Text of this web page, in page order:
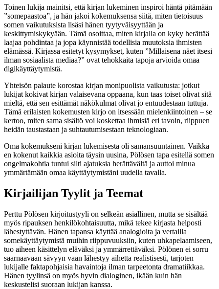
Toinen lukija mainitsi, että kirjan lukeminen inspiroi häntä pitämään
”somepaastoa”, ja hän jakoi kokemuksensa siitä, miten tietoisuus
somen vaikutuksista lisäsi hänen tyytyväisyyttään ja
keskittymiskykyään. Tämä osoittaa, miten kirjalla on kyky herättää
laajaa pohdintaa ja jopa käynnistää todellisia muutoksia ihmisten
elämässä. Kirjassa esitetyt kysymykset, kuten ”Millaisena näet itsesi
ilman sosiaalista mediaa?” ovat tehokkaita tapoja arvioida omaa
digikäyttäytymistä.
Yhteisön palaute korostaa kirjan monipuolista vaikutusta: jotkut
lukijat kokivat kirjan valaisevana oppaana, kun taas toiset olivat sitä
mieltä, että sen esittämät näkökulmat olivat jo entuudestaan tuttuja.
Tämä erilaisten kokemusten kirjo on itsessään mielenkiintoinen – se
kertoo, miten sama sisältö voi koskettaa ihmisiä eri tavoin, riippuen
heidän taustastaan ja suhtautumisestaan teknologiaan.
Oma kokemukseni kirjan lukemisesta oli samansuuntainen. Vaikka
en kokenut kaikkia asioita täysin uusina, Pölösen tapa esitellä somen
ongelmakohtia tuntui silti ajatuksia herättävältä ja auttoi minua
ymmärtämään omaa käyttäytymistäni uudella tavalla.
Kirjailijan Tyylit ja Teemat
Perttu Pölösen kirjoitustyyli on selkeän asiallinen, mutta se sisältää
myös ripauksen henkilökohtaisuutta, mikä tekee kirjasta helposti
lähestyttävän. Hänen tapansa käyttää analogioita ja vertailla
somekäyttäytymistä muihin riippuvuuksiin, kuten uhkapelaamiseen,
tuo aiheen käsittelyn eläväksi ja ymmärrettäväksi. Pölönen ei sorru
saarnaavaan sävyyn vaan lähestyy aihetta realistisesti, tarjoten
lukijalle faktapohjaisia havaintoja ilman tarpeetonta dramatiikkaa.
Hänen tyylinsä on myös hyvin dialoginen, ikään kuin hän
keskustelisi suoraan lukijan kanssa.